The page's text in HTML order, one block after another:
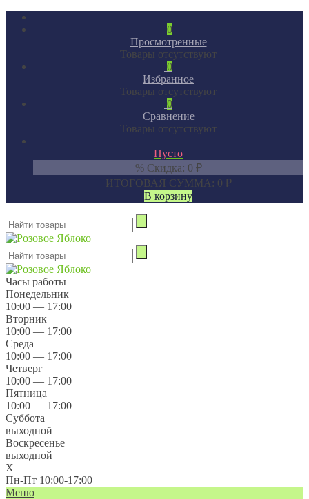
0
Просмотренные
Товары отсутствуют
0
Избранное
Товары отсутствуют
0
Сравнение
Товары отсутствуют
Пусто
% Скидка: 0 ₽
ИТОГОВАЯ СУММА: 0 ₽
В корзину
Часы работы
Понедельник
10:00 — 17:00
Вторник
10:00 — 17:00
Среда
10:00 — 17:00
Четверг
10:00 — 17:00
Пятница
10:00 — 17:00
Суббота
выходной
Воскресенье
выходной
X
Пн-Пт 10:00-17:00
Меню